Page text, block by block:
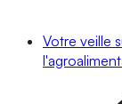
Votre veille